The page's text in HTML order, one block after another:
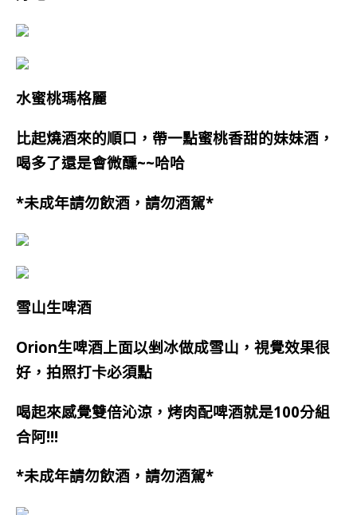
水蜜桃瑪格麗
比起燒酒來的順口， 帶一點蜜桃香甜的妹妹酒，
喝多了還是會微醺~~哈哈
*未成年請勿飲酒，請勿酒駕*
雪山生啤酒
Orion生啤酒上面以剉冰做成雪山，視覺效果很
好，拍照打卡必須點
喝起來感覺雙倍沁涼，烤肉配啤酒就是100分組
合阿!!!
*未成年請勿飲酒，請勿酒駕*